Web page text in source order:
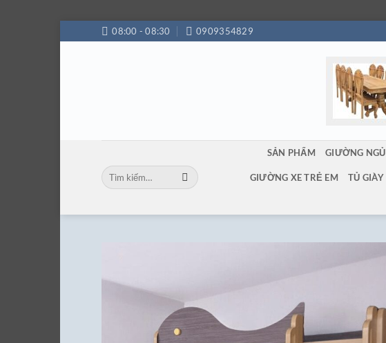
qua
08:00 - 08:30 0909354829
Tìm
kiếm:
SẢN PHẨM GIƯỜNG NGỦ
GIƯỜNG XE TRẺ EM TỦ GIÀY